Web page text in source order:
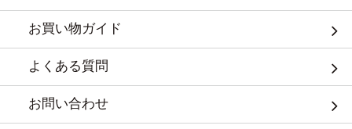
お買い物ガイド
よくある質問
お問い合わせ